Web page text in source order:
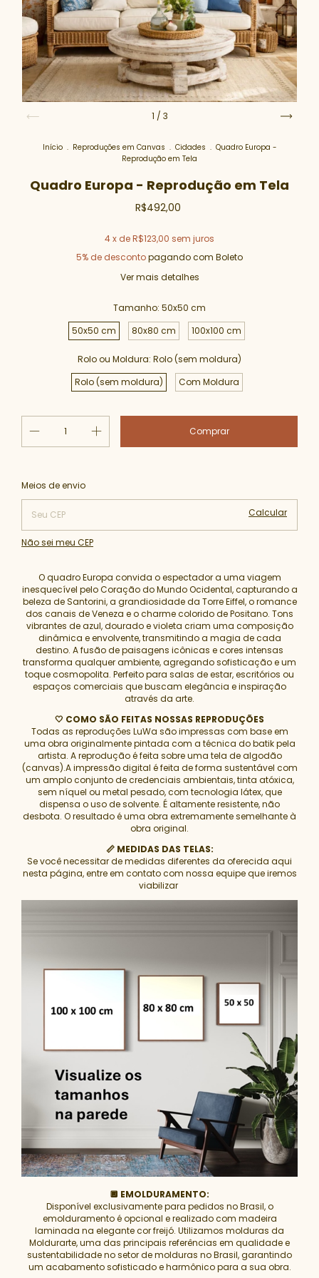
1 / 3
Início . Reproduções em Canvas . Cidades . Quadro Europa -
Reprodução em Tela
Quadro Europa - Reprodução em Tela
R$492,00
4x deR$123,00 sem juros
5% de descontopagando com Boleto
Ver mais detalhes
Tamanho: 50x50 cm
50x50 cm
80x80 cm 100x100 cm
Rolo ou Moldura: Rolo (sem moldura)
Rolo (sem moldura)
Com Moldura
Entregas para o CEP:
Meios de envio
Calcular
Não sei meu CEP
O quadro Europa convida o espectador a uma viagem
inesquecível pelo Coração do Mundo Ocidental, capturando a
beleza de Santorini, a grandiosidade da Torre Eiffel, o romance
dos canais de Veneza e o charme colorido de Positano. Tons
vibrantes de azul, dourado e violeta criam uma composição
dinâmica e envolvente, transmitindo a magia de cada
destino. A fusão de paisagens icônicas e cores intensas
transforma qualquer ambiente, agregando sofisticação e um
toque cosmopolita. Perfeito para salas de estar, escritórios ou
espaços comerciais que buscam elegância e inspiração
através da arte.
🤍 COMO SÃO FEITAS NOSSAS REPRODUÇÕES
Todas as reproduções LuWa são impressas com base em
uma obra originalmente pintada com a técnica do batik pela
artista. A reprodução é feita sobre uma tela de algodão
(canvas).A impressão digital é feita de forma sustentável com
um amplo conjunto de credenciais ambientais, tinta atóxica,
sem níquel ou metal pesado, com tecnologia látex, que
dispensa o uso de solvente. É altamente resistente, não
desbota. O resultado é uma obra extremamente semelhante à
obra original.
📏 MEDIDAS DAS TELAS:
Se você necessitar de medidas diferentes da oferecida aqui
nesta página, entre em contato com nossa equipe que iremos
viabilizar
🔲 EMOLDURAMENTO:
Disponível exclusivamente para pedidos no Brasil, o
emolduramento é opcional e realizado com madeira
laminada na elegante cor freijó. Utilizamos molduras da
Moldurarte, uma das principais referências em qualidade e
sustentabilidade no setor de molduras no Brasil, garantindo
um acabamento sofisticado e harmônico para a sua obra.